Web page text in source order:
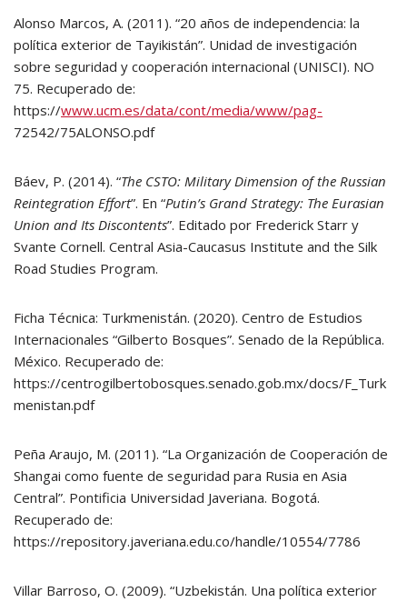
Alonso Marcos, A. (2011). “20 años de independencia: la
política exterior de Tayikistán”. Unidad de investigación
sobre seguridad y cooperación internacional (UNISCI). NO
75. Recuperado de:
https://www.ucm.es/data/cont/media/www/pag-
72542/75ALONSO.pdf
Báev, P. (2014). “The CSTO: Military Dimension of the Russian
Reintegration Effort”. En “Putin’s Grand Strategy: The Eurasian
Union and Its Discontents”. Editado por Frederick Starr y
Svante Cornell. Central Asia-Caucasus Institute and the Silk
Road Studies Program.
Ficha Técnica: Turkmenistán. (2020). Centro de Estudios
Internacionales “Gilberto Bosques”. Senado de la República.
México. Recuperado de:
https://centrogilbertobosques.senado.gob.mx/docs/F_Turk
menistan.pdf
Peña Araujo, M. (2011). “La Organización de Cooperación de
Shangai como fuente de seguridad para Rusia en Asia
Central”. Pontificia Universidad Javeriana. Bogotá.
Recuperado de:
https://repository.javeriana.edu.co/handle/10554/7786
Villar Barroso, O. (2009). “Uzbekistán. Una política exterior